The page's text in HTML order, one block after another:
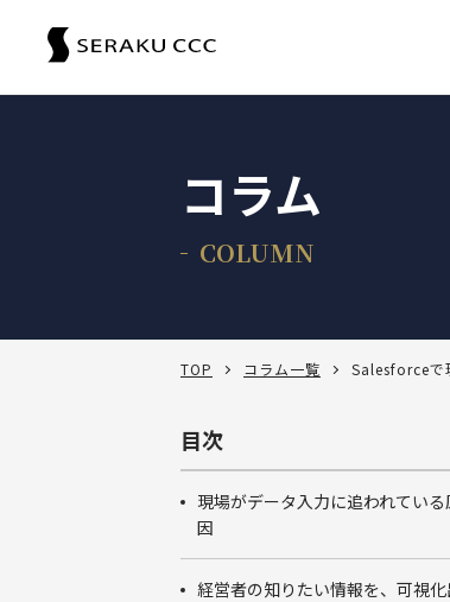
Salesforce活用診断
サービス
サービスから選ぶ
ダッシュボードワークショップ
カスタマージャーニーワークショップ
俯瞰図ワークショップ
商談フェーズ設計ワークショップ
定着・運用支援（常駐・リモート）
Account Engagement
BtoBマーケティング支援
Salesforce
運用(常駐・リモート)支援
セールスコンサルティング支援
Account Engagement（旧 Pardot）
運用・定着・活用支援
Salesforceを導入したけどうまく使えていない
Salesforce定着・活用支援
Tableauを活用できる人材を増やしたい
資料ダウン
コラム
COLUMN
TOP コラム一覧 Salesforceで
目次
現場がデータ入力に追われている
因
経営者の知りたい情報を、可視化